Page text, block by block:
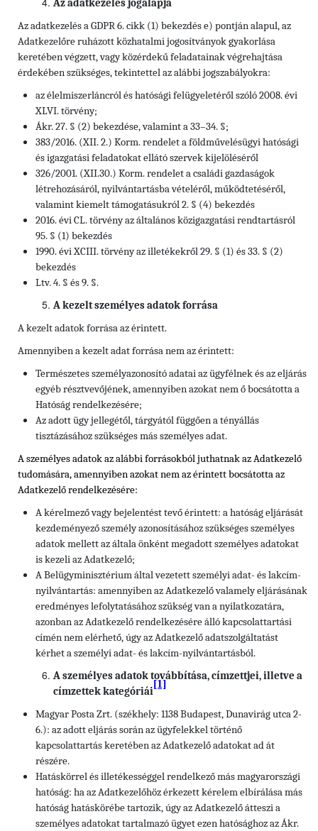
Az adatkezelés jogalapja
Az adatkezelés a GDPR 6. cikk (1) bekezdés e) pontján alapul, az
Adatkezelőre ruházott közhatalmi jogosítványok gyakorlása
keretében végzett, vagy közérdekű feladatainak végrehajtása
érdekében szükséges, tekintettel az alábbi jogszabályokra:
az élelmiszerláncról és hatósági felügyeletéről szóló 2008. évi
XLVI. törvény;
Ákr. 27. § (2) bekezdése, valamint a 33–34. §;
383/2016. (XII. 2.) Korm. rendelet a földművelésügyi hatósági
és igazgatási feladatokat ellátó szervek kijelöléséről
326/2001. (XII.30.) Korm. rendelet a családi gazdaságok
létrehozásáról, nyilvántartásba vételéről, működtetéséről,
valamint kiemelt támogatásukról 2. § (4) bekezdés
2016. évi CL. törvény az általános közigazgatási rendtartásról
95. § (1) bekezdés
1990. évi XCIII. törvény az illetékekről 29. § (1) és 33. § (2)
bekezdés
Ltv. 4. § és 9. §.
A kezelt személyes adatok forrása
A kezelt adatok forrása az érintett.
Amennyiben a kezelt adat forrása nem az érintett:
Természetes személyazonosító adatai az ügyfélnek és az eljárás
egyéb résztvevőjének, amennyiben azokat nem ő bocsátotta a
Hatóság rendelkezésére;
Az adott ügy jellegétől, tárgyától függően a tényállás
tisztázásához szükséges más személyes adat.
A személyes adatok az alábbi forrásokból juthatnak az Adatkezelő
tudomására, amennyiben azokat nem az érintett bocsátotta az
Adatkezelő rendelkezésére:
A kérelmező vagy bejelentést tevő érintett: a hatóság eljárását
kezdeményező személy azonosításához szükséges személyes
adatok mellett az általa önként megadott személyes adatokat
is kezeli az Adatkezelő;
A Belügyminisztérium által vezetett személyi adat- és lakcím-
nyilvántartás: amennyiben az Adatkezelő valamely eljárásának
eredményes lefolytatásához szükség van a nyilatkozatára,
azonban az Adatkezelő rendelkezésére álló kapcsolattartási
címén nem elérhető, úgy az Adatkezelő adatszolgáltatást
kérhet a személyi adat- és lakcím-nyilvántartásból.
A személyes adatok továbbítása, címzettjei, illetve a
címzettek kategóriái
[1]
Magyar Posta Zrt. (székhely: 1138 Budapest, Dunavirág utca 2-
6.): az adott eljárás során az ügyfelekkel történő
kapcsolattartás keretében az Adatkezelő adatokat ad át
részére.
Hatáskörrel és illetékességgel rendelkező más magyarországi
hatóság: ha az Adatkezelőhöz érkezett kérelem elbírálása más
hatóság hatáskörébe tartozik, úgy az Adatkezelő átteszi a
személyes adatokat tartalmazó ügyet ezen hatósághoz az Ákr.